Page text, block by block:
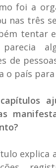
foi a
nas três
tentar
de
o país
explica